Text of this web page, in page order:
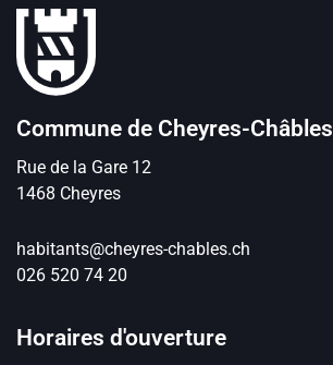
Commune de Cheyres-Châbles
Rue de la Gare 12
1468 Cheyres
habitants@cheyres-chables.ch
026 520 74 20
Horaires d'ouverture